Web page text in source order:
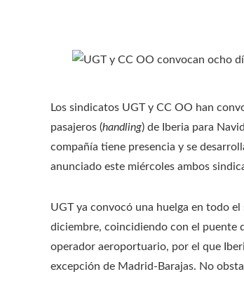
Los sindicatos UGT y CC OO han
pasajeros (handling) de Iberia para
compañía tiene presencia y se
anunciado este miércoles ambos
UGT ya convocó una huelga en todo el
diciembre, coincidiendo con el puente
operador aeroportuario, por el que
excepción de Madrid-Barajas. No